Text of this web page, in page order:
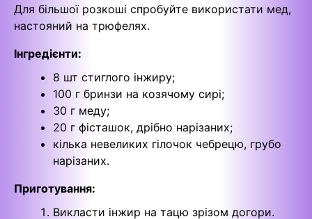
Для більшої розкоші спробуйте використати мед,
настояний на трюфелях.
Інгредієнти:
8 шт стиглого інжиру;
100 г бринзи на козячому сирі;
30 г меду;
20 г фісташок, дрібно нарізаних;
кілька невеликих гілочок чебрецю, грубо
нарізаних.
Приготування:
Викласти інжир на тацю зрізом догори.